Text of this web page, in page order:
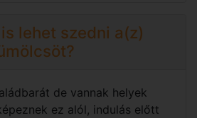
lehet szedni a(z)
de vannak helyek
ez alól, indulás előtt